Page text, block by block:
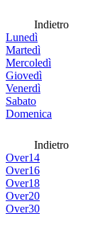
Indietro
Lunedì
Martedì
Mercoledì
Giovedì
Venerdì
Sabato
Domenica
Indietro
Over14
Over16
Over18
Over20
Over30